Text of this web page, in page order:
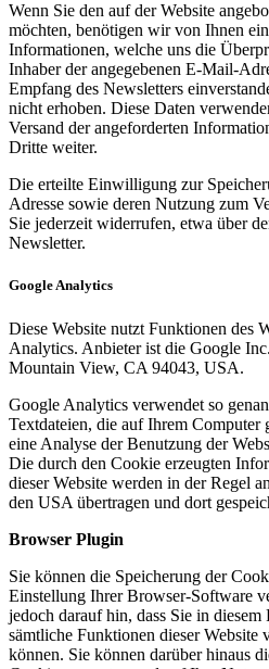
Wenn Sie den auf der Website
möchten, benötigen wir von Ihnen
Informationen, welche uns die
Inhaber der angegebenen E-Mail-
Empfang des Newsletters
nicht erhoben. Diese Daten
Versand der angeforderten
Dritte weiter.
Die erteilte Einwilligung zur
Adresse sowie deren Nutzung zum
Sie jederzeit widerrufen, etwa über
Newsletter.
Google Analytics
Diese Website nutzt Funktionen des
Analytics. Anbieter ist die Google
Mountain View, CA 94043, USA.
Google Analytics verwendet so
Textdateien, die auf Ihrem Computer
eine Analyse der Benutzung der
Die durch den Cookie erzeugten
dieser Website werden in der Regel
den USA übertragen und dort
Browser Plugin
Sie können die Speicherung der
Einstellung Ihrer Browser-Software
jedoch darauf hin, dass Sie in
sämtliche Funktionen dieser
können. Sie können darüber hinaus